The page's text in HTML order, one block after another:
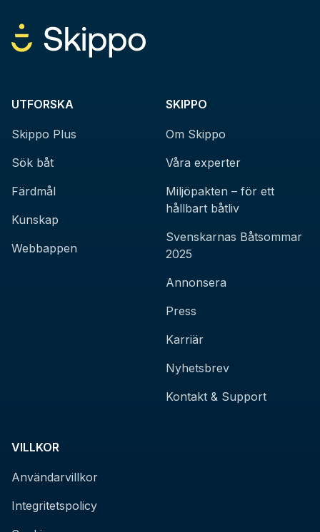
UTFORSKA
Skippo Plus
Sök båt
Färdmål
Kunskap
Webbappen
SKIPPO
Om Skippo
Våra experter
Miljöpakten – för ett
hållbart båtliv
Svenskarnas Båtsommar
2025
Annonsera
Press
Karriär
Nyhetsbrev
Kontakt & Support
VILLKOR
Användarvillkor
Integritetspolicy